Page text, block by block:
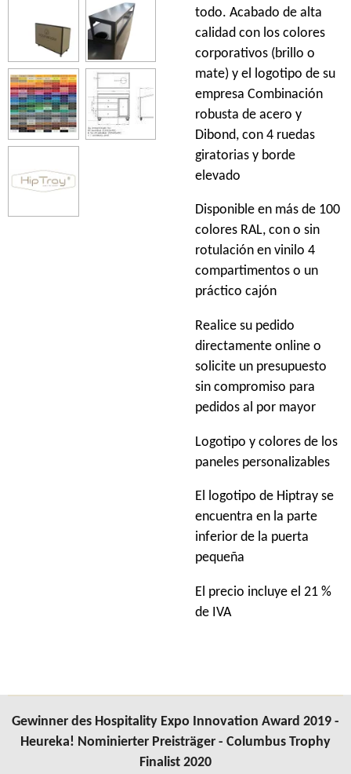
todo. Acabado de alta
calidad con los colores
corporativos (brillo o
mate) y el logotipo de su
empresa Combinación
robusta de acero y
Dibond, con 4 ruedas
giratorias y borde
elevado
Disponible en más de 100
colores RAL, con o sin
rotulación en vinilo 4
compartimentos o un
práctico cajón
Realice su pedido
directamente online o
solicite un presupuesto
sin compromiso para
pedidos al por mayor
Logotipo y colores de los
paneles personalizables
El logotipo de Hiptray se
encuentra en la parte
inferior de la puerta
pequeña
El precio incluye el 21 %
de IVA
Gewinner des Hospitality Expo Innovation Award 2019 -
Heureka! Nominierter Preisträger - Columbus Trophy
Finalist 2020